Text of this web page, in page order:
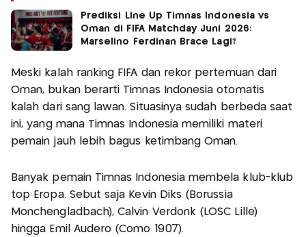
Prediksi Line Up Timnas Indonesia vs
Oman di FIFA Matchday Juni 2026:
Marselino Ferdinan Brace Lagi?
Meski kalah ranking FIFA dan rekor pertemuan dari
Oman, bukan berarti Timnas Indonesia otomatis
kalah dari sang lawan. Situasinya sudah berbeda saat
ini, yang mana Timnas Indonesia memiliki materi
pemain jauh lebih bagus ketimbang Oman.
Banyak pemain Timnas Indonesia membela klub-klub
top Eropa. Sebut saja Kevin Diks (Borussia
Monchengladbach), Calvin Verdonk (LOSC Lille)
hingga Emil Audero (Como 1907).